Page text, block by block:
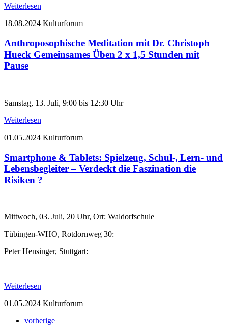
Weiterlesen
18.08.2024 Kulturforum
Anthroposophische Meditation mit Dr. Christoph
Hueck Gemeinsames Üben 2 x 1,5 Stunden mit
Pause
Samstag, 13. Juli, 9:00 bis 12:30 Uhr
Weiterlesen
01.05.2024 Kulturforum
Smartphone & Tablets: Spielzeug, Schul-, Lern- und
Lebensbegleiter – Verdeckt die Faszination die
Risiken ?
Mittwoch, 03. Juli, 20 Uhr, Ort: Waldorfschule
Tübingen-WHO, Rotdornweg 30:
Peter Hensinger, Stuttgart:
Weiterlesen
01.05.2024 Kulturforum
vorherige